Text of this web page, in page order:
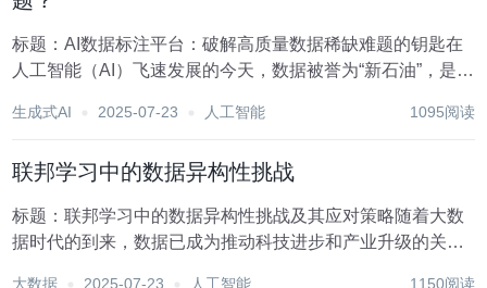
标题：AI数据标注平台：破解高质量数据稀缺难题的钥匙在
人工智能（AI）飞速发展的今天，数据被誉为“新石油”，是推
据的稀缺性成为了制约AI技术进一步突破的瓶颈。高质量的
生成式AI 2025-07-23 人工智能 1095阅读
联邦学习中的数据异构性挑战
标题：联邦学习中的数据异构性挑战及其应对策略随着大数
据时代的到来，数据已成为推动科技进步和产业升级的关键
大数据 2025-07-23 人工智能 1150阅读